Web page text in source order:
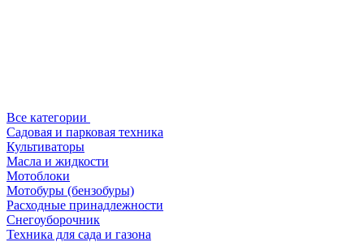
Все категории
Садовая и парковая техника
Культиваторы
Масла и жидкости
Мотоблоки
Мотобуры (бензобуры)
Расходные принадлежности
Снегоуборочник
Техника для сада и газона